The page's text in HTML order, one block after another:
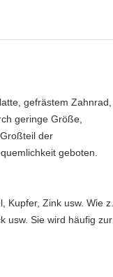
gefrästem Zahnrad,
geringe Größe,
der
geboten.
Kupfer, Zink usw. Wie z.
usw. Sie wird häufig zur